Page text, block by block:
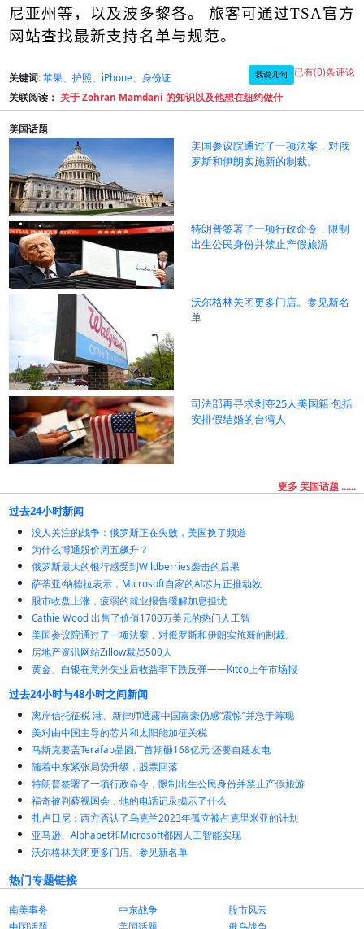
尼亚州 等，以及波多黎各。 旅客可通过TSA官方
网站查找最新支持名单与规范。
关键词: 苹果、护照、iPhone、身份证 我说几句 已有(0)条评论
关联阅读： 关于 Zohran Mamdani 的知识以及他想在纽约做什
美国话题
美国参议院通过了一项法案，对俄
罗斯和伊朗实施新的制裁。
特朗普签署了一项行政命令，限制
出生公民身份并禁止产假旅游
沃尔格林关闭更多门店。参见新名
单
司法部再寻求剥夺25人美国籍 包括
安排假结婚的台湾人
更多 美国话题 ......
过去24小时新闻
没人关注的战争：俄罗斯正在失败，美国换了频道
为什么博通股价周五飙升？
俄罗斯最大的银行感受到Wildberries袭击的后果
萨蒂亚·纳德拉表示，Microsoft自家的AI芯片正推动效
股市收盘上涨，疲弱的就业报告缓解加息担忧
Cathie Wood 出售了价值1700万美元的热门人工智
美国参议院通过了一项法案，对俄罗斯和伊朗实施新的制裁。
房地产资讯网站Zillow裁员500人
黄金、白银在意外失业后收益率下跌反弹——Kitco上午市场报
过去24小时与48小时之间新闻
离岸信托征税 港、新律师透露中国富豪仍感“震惊”并急于筹现
美对由中国主导的芯片和太阳能加征关税
马斯克要盖Terafab晶圆厂首期砸168亿元 还要自建发电
随着中东紧张局势升级，股票回落
特朗普签署了一项行政命令，限制出生公民身份并禁止产假旅游
福奇被判藐视国会：他的电话记录揭示了什么
扎卢日尼：西方否认了乌克兰2023年孤立被占克里米亚的计划
亚马逊、Alphabet和Microsoft都因人工智能实现
沃尔格林关闭更多门店。参见新名单
热门专题链接
南美事务 中东战争
股市风云